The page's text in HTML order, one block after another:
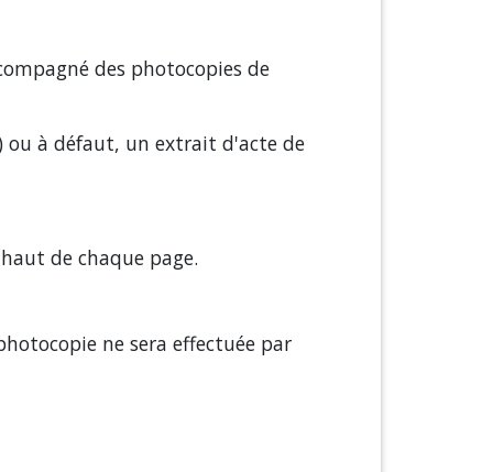
des photocopies de
ou à défaut, un extrait d'acte de
de chaque page.
ne sera effectuée par